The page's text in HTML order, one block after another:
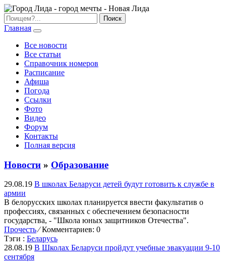
Главная
Все новости
Все статьи
Справочник номеров
Расписание
Афиша
Погода
Ссылки
Фото
Видео
Форум
Контакты
Полная версия
Новости » Образование
29.08.19 В школах Беларуси детей будут готовить к службе в
армии
В белорусских школах планируется ввести факультатив о
профессиях, связанных с обеспечением безопасности
государства, - "Школа юных защитников Отечества".
Прочесть ⁄Комментариев: 0
Тэги : Беларусь
28.08.19 В Школах Беларуси пройдут учебные эвакуации 9-10
сентября